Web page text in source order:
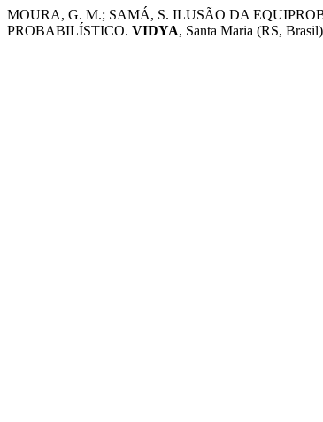
MOURA, G. M.; SAMÁ, S. ILUSÃO DA
PROBABILÍSTICO. VIDYA, Santa Maria (RS,